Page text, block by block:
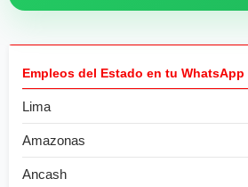
Empleos del Estado en tu WhatsApp
Lima
Amazonas
Ancash